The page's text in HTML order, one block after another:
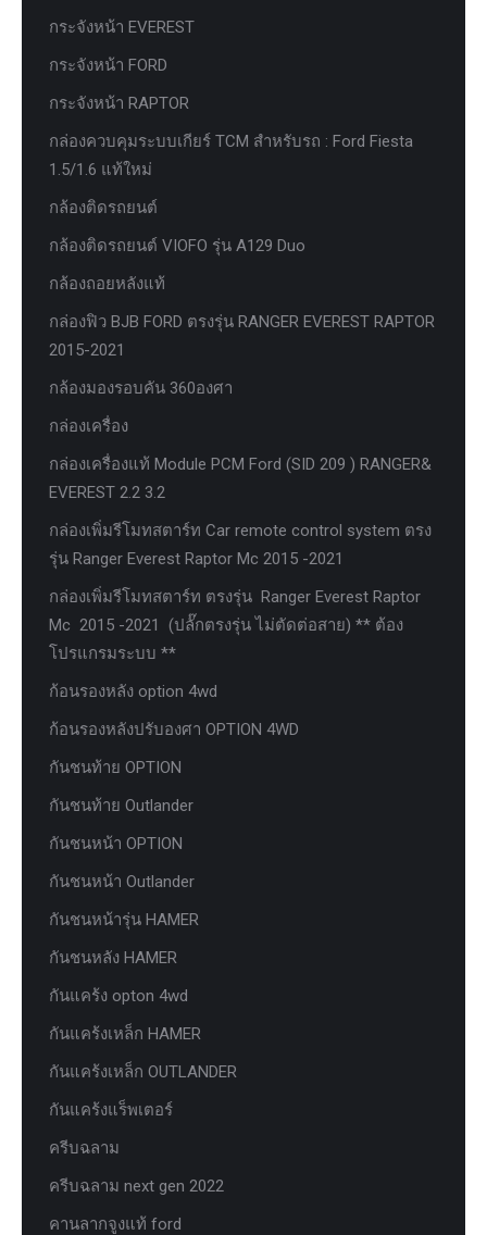
กระจังหน้า EVEREST
กระจังหน้า FORD
กระจังหน้า RAPTOR
กล่องควบคุมระบบเกียร์ TCM สำหรับรถ : Ford Fiesta
1.5/1.6 แท้ใหม่
กล้องติดรถยนต์
กล้องติดรถยนต์ VIOFO รุ่น A129 Duo
กล้องถอยหลังแท้
กล่องฟิว BJB FORD ตรงรุ่น RANGER EVEREST RAPTOR
2015-2021
กล้องมองรอบคัน 360องศา
กล่องเครื่อง
กล่องเครื่องแท้ Module PCM Ford (SID 209 ) RANGER&
EVEREST 2.2 3.2
กล่องเพิ่มรีโมทสตาร์ท Car remote control system ตรง
รุ่น Ranger Everest Raptor Mc 2015 -2021
กล่องเพิ่มรีโมทสตาร์ท ตรงรุ่น Ranger Everest Raptor
Mc 2015 -2021 (ปลั๊กตรงรุ่น ไม่ตัดต่อสาย) ** ต้อง
โปรแกรมระบบ **
ก้อนรองหลัง option 4wd
ก้อนรองหลังปรับองศา OPTION 4WD
กันชนท้าย OPTION
กันชนท้าย Outlander
กันชนหน้า OPTION
กันชนหน้า Outlander
กันชนหน้ารุ่น HAMER
กันชนหลัง HAMER
กันแคร้ง opton 4wd
กันแคร้งเหล็ก HAMER
กันแคร้งเหล็ก OUTLANDER
กันแคร้งแร็พเตอร์
ครีบฉลาม
ครีบฉลาม next gen 2022
คานลากจูงแท้ ford